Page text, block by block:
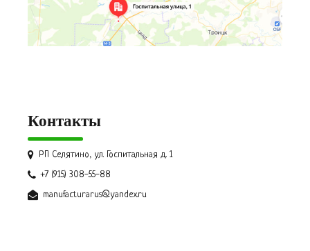
Контакты
РП Селятино, ул. Госпитальная д. 1
+7 (915) 308-55-88
manufacturarus@yandex.ru